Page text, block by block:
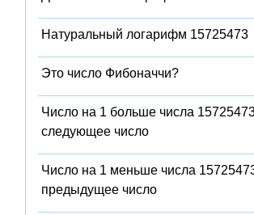
Натуральный логарифм 15725473
Это число Фибоначчи?
Число на 1 больше числа
следующее число
Число на 1 меньше числа
предыдущее число